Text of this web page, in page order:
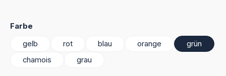
Farbe
gelb
rot blau orange
grün
chamois
grau